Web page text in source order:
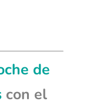
de
con el